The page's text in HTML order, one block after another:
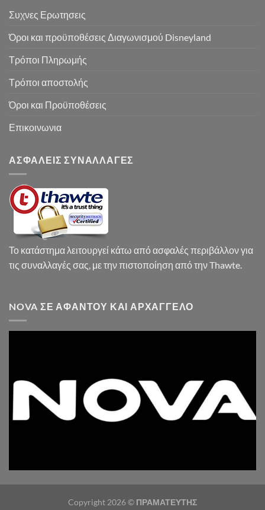
Συχνες Ερωτησεις
Όροι και προϋποθέσεις Διαγωνισμού Disneyland
Τρόποι Πληρωμής
Τρόποι αποστολής
Όροι και Προϋποθέσεις
Επικοινωνια
ΑΣΦΑΛΕΙΣ ΣΥΝΑΛΛΑΓΕΣ
Το κατάστημα λειτουργεί κάτω από ασφαλές περιβάλλον για
τις συναλλαγές σας, με την πιστοποίηση από την Thawte.
NOVA ΣΕ ΑΦΆΝΤΟΥ ΚΑΙ ΑΡΧΆΓΓΕΛΟ
Copyright 2026 © ΠΡΑΜΑΤΕΥΤΗΣ